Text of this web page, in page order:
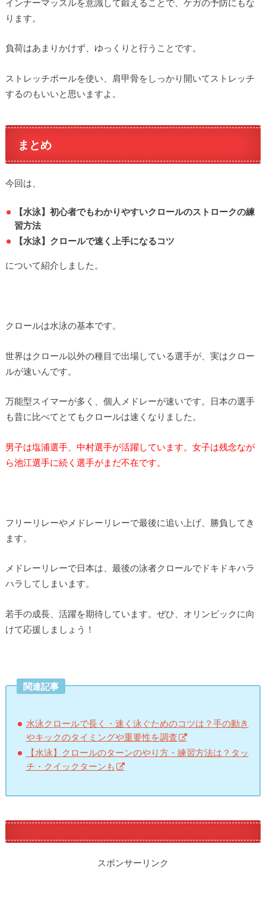
インナーマッスルを意識して鍛えることで、ケガの予防にもな
ります。
負荷はあまりかけず、ゆっくりと行うことです。
ストレッチポールを使い、肩甲骨をしっかり開いてストレッチ
するのもいいと思いますよ。
まとめ
今回は、
【水泳】初心者でもわかりやすいクロールのストロークの練
習方法
【水泳】クロールで速く上手になるコツ
について紹介しました。
クロールは水泳の基本です。
世界はクロール以外の種目で出場している選手が、実はクロー
ルが速いんです。
万能型スイマーが多く、個人メドレーが速いです。日本の選手
も昔に比べてとてもクロールは速くなりました。
男子は塩浦選手、中村選手が活躍しています。女子は残念なが
ら池江選手に続く選手がまだ不在です。
フリーリレーやメドレーリレーで最後に追い上げ、勝負してき
ます。
メドレーリレーで日本は、最後の泳者クロールでドキドキハラ
ハラしてしまいます。
若手の成長、活躍を期待しています。ぜひ、オリンピックに向
けて応援しましょう！
関連記事
水泳クロールで長く・速く泳ぐためのコツは？手の動き
やキックのタイミングや重要性を調査
【水泳】クロールのターンのやり方・練習方法は？タッ
チ・クイックターンも
スポンサーリンク